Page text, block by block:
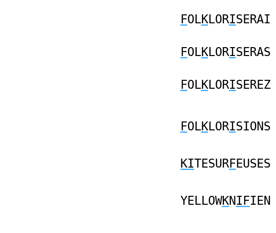
FOLKLORISERAI
FOLKLORISERAS
FOLKLORISEREZ
FOLKLORISIONS
KITESURFEUSES
YELLOWKNIFIEN